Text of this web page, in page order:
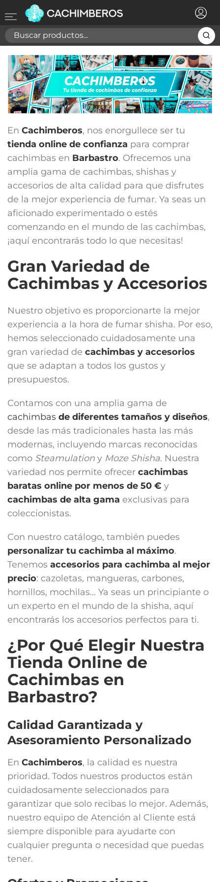
En Cachimberos, nos enorgullece ser tu
tienda online de confianza para comprar
cachimbas en Barbastro. Ofrecemos una
amplia gama de cachimbas, shishas y
accesorios de alta calidad para que disfrutes
de la mejor experiencia de fumar. Ya seas un
aficionado experimentado o estés
comenzando en el mundo de las cachimbas,
¡aquí encontrarás todo lo que necesitas!
Gran Variedad de
Cachimbas y Accesorios
Nuestro objetivo es proporcionarte la mejor
experiencia a la hora de fumar shisha. Por eso,
hemos seleccionado cuidadosamente una
gran variedad de cachimbas y accesorios
que se adaptan a todos los gustos y
presupuestos.
Contamos con una amplia gama de
cachimbas de diferentes tamaños y diseños,
desde las más tradicionales hasta las más
modernas, incluyendo marcas reconocidas
como Steamulation y Moze Shisha. Nuestra
variedad nos permite ofrecer cachimbas
baratas online por menos de 50 € y
cachimbas de alta gama exclusivas para
coleccionistas.
Con nuestro catálogo, también puedes
personalizar tu cachimba al máximo.
Tenemos accesorios para cachimba al mejor
precio: cazoletas, mangueras, carbones,
hornillos, mochilas... Ya seas un principiante o
un experto en el mundo de la shisha, aquí
encontrarás los accesorios perfectos para ti.
¿Por Qué Elegir Nuestra
Tienda Online de
Cachimbas en
Barbastro?
Calidad Garantizada y
Asesoramiento Personalizado
En Cachimberos, la calidad es nuestra
prioridad. Todos nuestros productos están
cuidadosamente seleccionados para
garantizar que solo recibas lo mejor. Además,
nuestro equipo de Atención al Cliente está
siempre disponible para ayudarte con
cualquier pregunta o necesidad que puedas
tener.
Registrarse ×
Necesitas hacer login para guardar productos en tu
lista de deseos
Cancelar Registrarse